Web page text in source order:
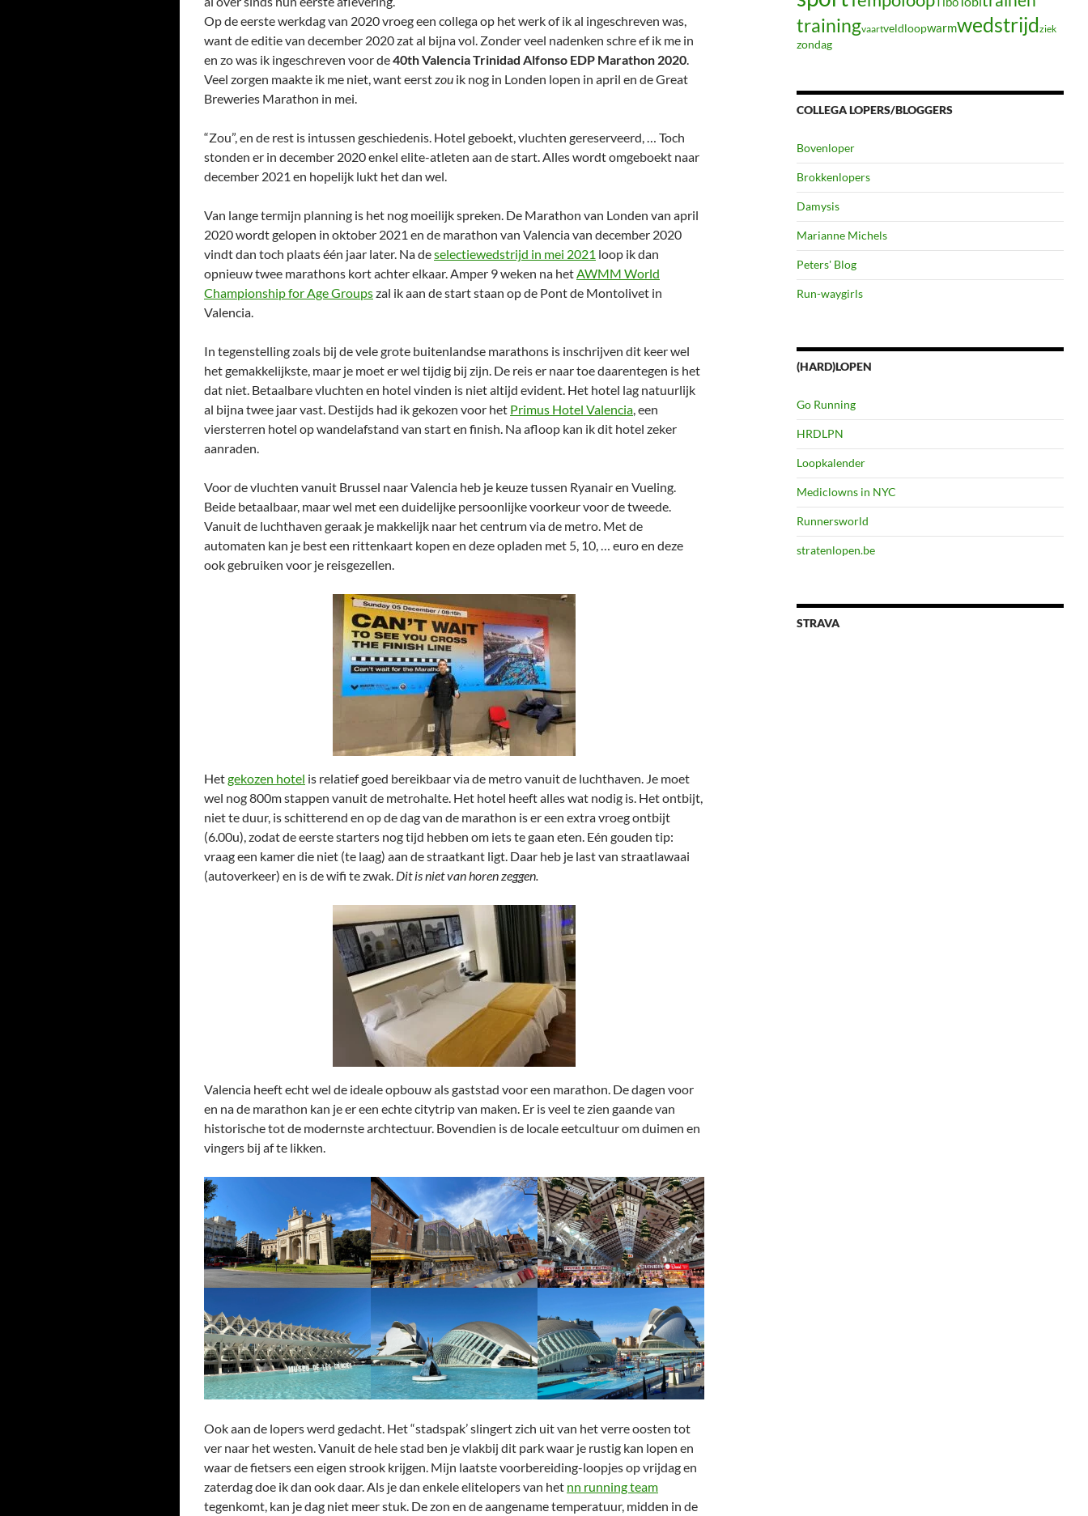
Op de eerste werkdag van 2020 vroeg een collega op het werk of ik al ingeschreven was,
want de editie van december 2020 zat al bijna vol. Zonder veel nadenken schre ef ik me in
en zo was ik ingeschreven voor de40th Valencia Trinidad Alfonso EDP Marathon 2020.
Veel zorgen maakte ik me niet, want eerstzou ik nog in Londen lopen in april en de Great
Breweries Marathon in mei.
“Zou”, en de rest is intussen geschiedenis. Hotel geboekt, vluchten gereserveerd, … Toch
stonden er in december 2020 enkel elite-atleten aan de start. Alles wordt omgeboekt naar
december 2021 en hopelijk lukt het dan wel.
Van lange termijn planning is het nog moeilijk spreken. De Marathon van Londen van april
2020 wordt gelopen in oktober 2021 en de marathon van Valencia van december 2020
vindt dan toch plaats één jaar later. Na deselectiewedstrijd in mei 2021 loop ik dan
opnieuw twee marathons kort achter elkaar. Amper 9 weken na hetAWMM World
Championship for Age Groupszal ik aan de start staan op de Pont de Montolivet in
Valencia.
In tegenstelling zoals bij de vele grote buitenlandse marathons is inschrijven dit keer wel
het gemakkelijkste, maar je moet er wel tijdig bij zijn. De reis er naar toe daarentegen is het
dat niet. Betaalbare vluchten en hotel vinden is niet altijd evident. Het hotel lag natuurlijk
al bijna twee jaar vast. Destijds had ik gekozen voor het Primus Hotel Valencia, een
viersterren hotel op wandelafstand van start en finish. Na afloop kan ik dit hotel zeker
aanraden.
Voor de vluchten vanuit Brussel naar Valencia heb je keuze tussen Ryanair en Vueling.
Beide betaalbaar, maar wel met een duidelijke persoonlijke voorkeur voor de tweede.
Vanuit de luchthaven geraak je makkelijk naar het centrum via de metro. Met de
automaten kan je best een rittenkaart kopen en deze opladen met 5, 10, … euro en deze
ook gebruiken voor je reisgezellen.
Hetgekozen hotel is relatief goed bereikbaar via de metro vanuit de luchthaven. Je moet
wel nog 800m stappen vanuit de metrohalte. Het hotel heeft alles wat nodig is. Het ontbijt,
niet te duur, is schitterend en op de dag van de marathon is er een extra vroeg ontbijt
(6.00u), zodat de eerste starters nog tijd hebben om iets te gaan eten. Eén gouden tip:
vraag een kamer die niet (te laag) aan de straatkant ligt. Daar heb je last van straatlawaai
(autoverkeer) en is de wifi te zwak. Dit is niet van horen zeggen.
Valencia heeft echt wel de ideale opbouw als gaststad voor een marathon. De dagen voor
en na de marathon kan je er een echte citytrip van maken. Er is veel te zien gaande van
historische tot de modernste archtectuur. Bovendien is de locale eetcultuur om duimen en
vingers bij af te likken.
Ook aan de lopers werd gedacht. Het “stadspak’ slingert zich uit van het verre oosten tot
ver naar het westen. Vanuit de hele stad ben je vlakbij dit park waar je rustig kan lopen en
waar de fietsers een eigen strook krijgen. Mijn laatste voorbereiding-loopjes op vrijdag en
zaterdag doe ik dan ook daar. Als je dan enkele elitelopers van het nn running team
tegenkomt, kan je dag niet meer stuk. De zon en de aangename temperatuur, midden in de
trainingvaartveldloopwarmwedstrijdziek
zondag
COLLEGA LOPERS/BLOGGERS
Bovenloper
Brokkenlopers
Damysis
Marianne Michels
Peters' Blog
Run-waygirls
(HARD)LOPEN
Go Running
HRDLPN
Loopkalender
Mediclowns in NYC
Runnersworld
stratenlopen.be
STRAVA